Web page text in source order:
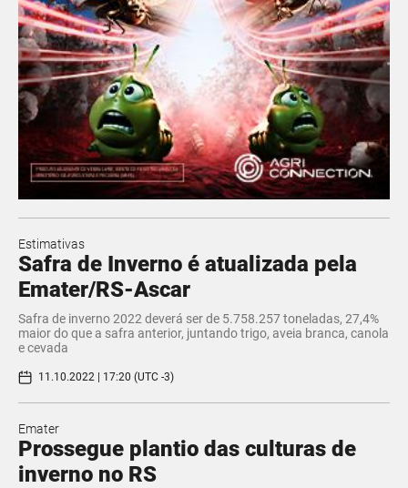
Estimativas
Safra de Inverno é atualizada pela
Emater/RS-Ascar
Safra de inverno 2022 deverá ser de 5.758.257 toneladas, 27,4%
maior do que a safra anterior, juntando trigo, aveia branca, canola
e cevada
11.10.2022 | 17:20 (UTC -3)
Emater
Prossegue plantio das culturas de
inverno no RS